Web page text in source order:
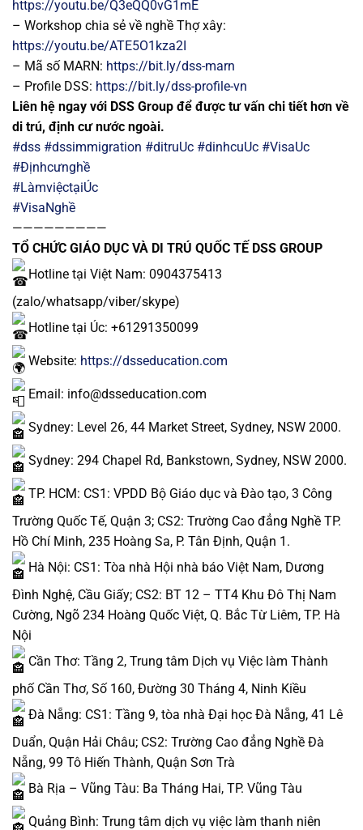
https://youtu.be/Q3eQQ0vG1mE
– Workshop chia sẻ về nghề Thợ xây:
https://youtu.be/ATE5O1kza2I
– Mã số MARN: https://bit.ly/dss-marn
– Profile DSS: https://bit.ly/dss-profile-vn
Liên hệ ngay với DSS Group để được tư vấn chi tiết hơn về
di trú, định cư nước ngoài.
#dss #dssimmigration #ditruUc #dinhcuUc #VisaUc
#Địnhcưnghề
#LàmviệctạiÚc
#VisaNghề
—————————
TỔ CHỨC GIÁO DỤC VÀ DI TRÚ QUỐC TẾ DSS GROUP
Hotline tại Việt Nam: 0904375413
(zalo/whatsapp/viber/skype)
Hotline tại Úc: +61291350099
Website: https://dsseducation.com
Email: info@dsseducation.com
Sydney: Level 26, 44 Market Street, Sydney, NSW 2000.
Sydney: 294 Chapel Rd, Bankstown, Sydney, NSW 2000.
TP. HCM: CS1: VPDD Bộ Giáo dục và Đào tạo, 3 Công
Trường Quốc Tế, Quận 3; CS2: Trường Cao đẳng Nghề TP.
Hồ Chí Minh, 235 Hoàng Sa, P. Tân Định, Quận 1.
Hà Nội: CS1: Tòa nhà Hội nhà báo Việt Nam, Dương
Đình Nghệ, Cầu Giấy; CS2: BT 12 – TT4 Khu Đô Thị Nam
Cường, Ngõ 234 Hoàng Quốc Việt, Q. Bắc Từ Liêm, TP. Hà
Nội
Cần Thơ: Tầng 2, Trung tâm Dịch vụ Việc làm Thành
phố Cần Thơ, Số 160, Đường 30 Tháng 4, Ninh Kiều
Đà Nẵng: CS1: Tầng 9, tòa nhà Đại học Đà Nẵng, 41 Lê
Duẩn, Quận Hải Châu; CS2: Trường Cao đẳng Nghề Đà
Nẵng, 99 Tô Hiến Thành, Quận Sơn Trà
Bà Rịa – Vũng Tàu: Ba Tháng Hai, TP. Vũng Tàu
Quảng Bình: Trung tâm dịch vụ việc làm thanh niên